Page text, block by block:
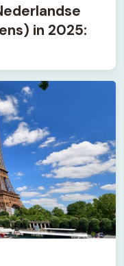
in 2025: